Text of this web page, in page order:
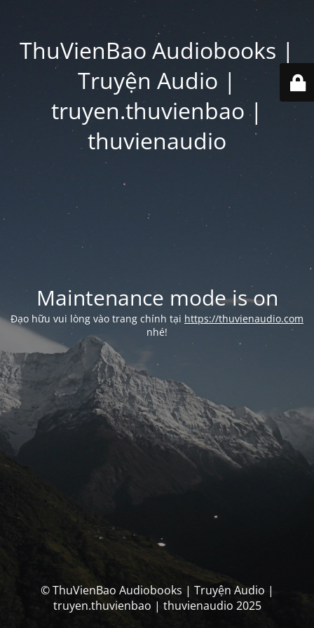
ThuVienBao Audiobooks |
Truyện Audio |
truyen.thuvienbao |
thuvienaudio
Maintenance mode is on
Đạo hữu vui lòng vào trang chính tại https://thuvienaudio.com
nhé!
© ThuVienBao Audiobooks | Truyện Audio |
truyen.thuvienbao | thuvienaudio 2025